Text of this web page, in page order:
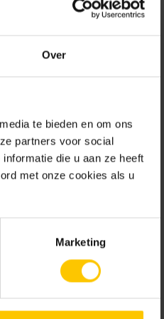
Over
te bieden en om ons
partners voor social
die u aan ze heeft
met onze cookies als u
Marketing
quadruple, sont
les dimensions extra
Lorsque la terrasse
sont assurément une
on a choisi le